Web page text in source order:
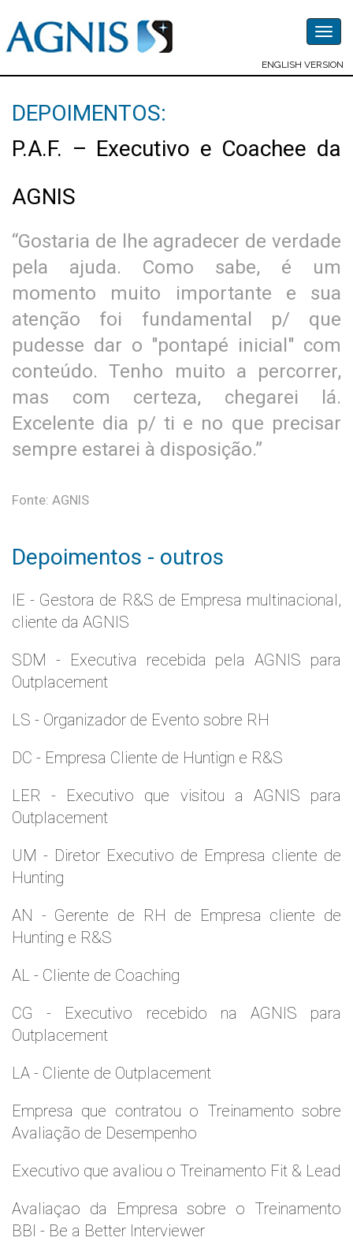
ENGLISH VERSION
DEPOIMENTOS:
P.A.F. – Executivo e Coachee da
AGNIS
“Gostaria de lhe agradecer de verdade
pela ajuda. Como sabe, é um
momento muito importante e sua
atenção foi fundamental p/ que
pudesse dar o "pontapé inicial" com
conteúdo. Tenho muito a percorrer,
mas com certeza, chegarei lá.
Excelente dia p/ ti e no que precisar
sempre estarei à disposição.”
Fonte: AGNIS
Depoimentos - outros
IE - Gestora de R&S de Empresa multinacional,
cliente da AGNIS
SDM - Executiva recebida pela AGNIS para
Outplacement
LS - Organizador de Evento sobre RH
DC - Empresa Cliente de Huntign e R&S
LER - Executivo que visitou a AGNIS para
Outplacement
UM - Diretor Executivo de Empresa cliente de
Hunting
AN - Gerente de RH de Empresa cliente de
Hunting e R&S
AL - Cliente de Coaching
CG - Executivo recebido na AGNIS para
Outplacement
LA - Cliente de Outplacement
Empresa que contratou o Treinamento sobre
Avaliação de Desempenho
Executivo que avaliou o Treinamento Fit & Lead
Avaliaçao da Empresa sobre o Treinamento
BBI - Be a Better Interviewer